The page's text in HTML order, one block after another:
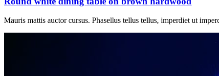
Mauris mattis auctor cursus. Phasellus tellus tellus, imperdiet ut